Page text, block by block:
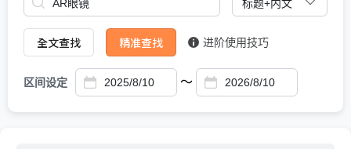
全文查找 精准查找 进阶使用技巧
区间设定 ～